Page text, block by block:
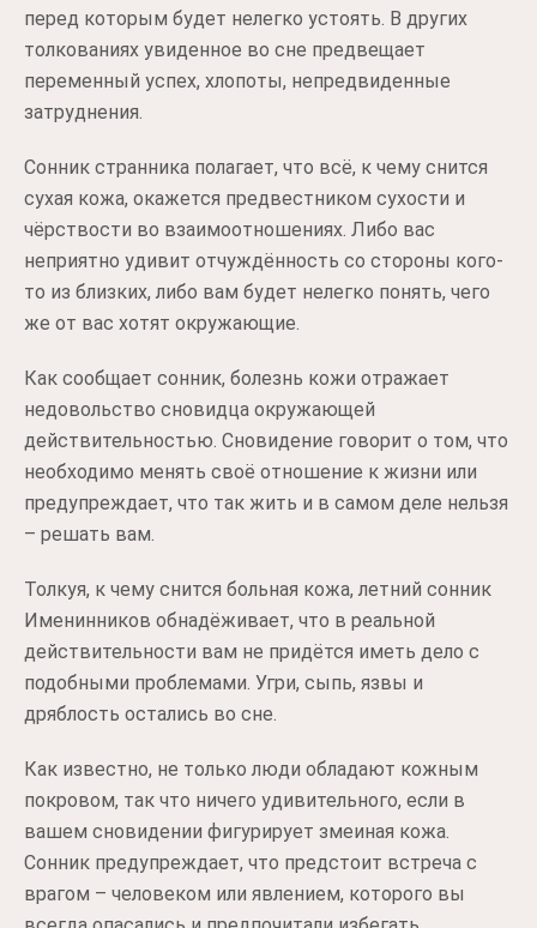
перед которым будет нелегко устоять. В других
толкованиях увиденное во сне предвещает
переменный успех, хлопоты, непредвиденные
затруднения.
Сонник странника полагает, что всё, к чему снится
сухая кожа, окажется предвестником сухости и
чёрствости во взаимоотношениях. Либо вас
неприятно удивит отчуждённость со стороны кого-
то из близких, либо вам будет нелегко понять, чего
же от вас хотят окружающие.
Как сообщает сонник, болезнь кожи отражает
недовольство сновидца окружающей
действительностью. Сновидение говорит о том, что
необходимо менять своё отношение к жизни или
предупреждает, что так жить и в самом деле нельзя
– решать вам.
Толкуя, к чему снится больная кожа, летний сонник
Именинников обнадёживает, что в реальной
действительности вам не придётся иметь дело с
подобными проблемами. Угри, сыпь, язвы и
дряблость остались во сне.
Как известно, не только люди обладают кожным
покровом, так что ничего удивительного, если в
вашем сновидении фигурирует змеиная кожа.
Сонник предупреждает, что предстоит встреча с
врагом – человеком или явлением, которого вы